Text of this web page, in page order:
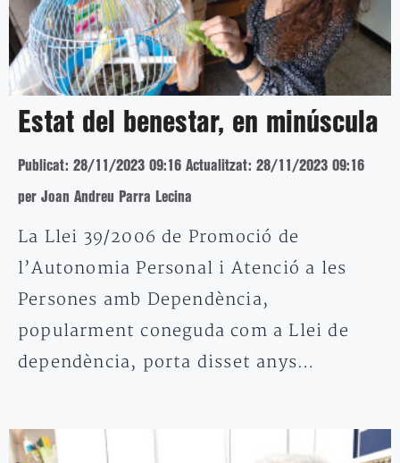
Estat del benestar, en minúscula
Publicat: 28/11/2023 09:16 Actualitzat: 28/11/2023 09:16
per Joan Andreu Parra Lecina
La Llei 39/2006 de Promoció de
l’Autonomia Personal i Atenció a les
Persones amb Dependència,
popularment coneguda com a Llei de
dependència, porta disset anys…